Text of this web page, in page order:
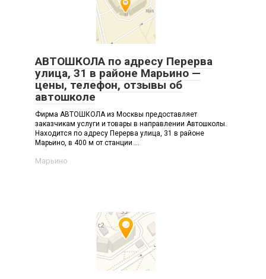
АВТОШКОЛА по адресу Перерва
улица, 31 в районе Марьино —
цены, телефон, отзывы об
автошколе
Фирма АВТОШКОЛА из Москвы предоставляет
заказчикам услуги и товары в направлении Автошколы.
Находится по адресу Перерва улица, 31 в районе
Марьино, в 400 м от станции ...
Марьино